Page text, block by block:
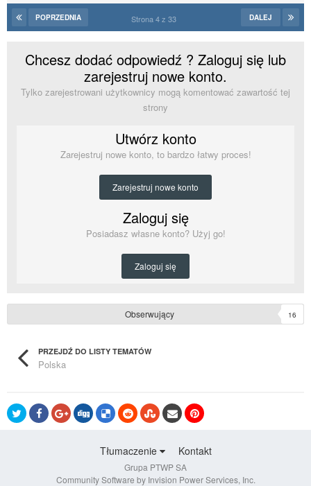
POPRZEDNIA DALEJ
Strona 4 z 33
Chcesz dodać odpowiedź ? Zaloguj się lub
zarejestruj nowe konto.
Tylko zarejestrowani użytkownicy mogą komentować zawartość tej
strony
Utwórz konto
Zarejestruj nowe konto, to bardzo łatwy proces!
Zarejestruj nowe konto
Zaloguj się
Posiadasz własne konto? Użyj go!
Zaloguj się
Obserwujący 16
PRZEJDŹ DO LISTY TEMATÓW
Polska
Tłumaczenie Kontakt
Grupa PTWP SA
Community Software by Invision Power Services, Inc.